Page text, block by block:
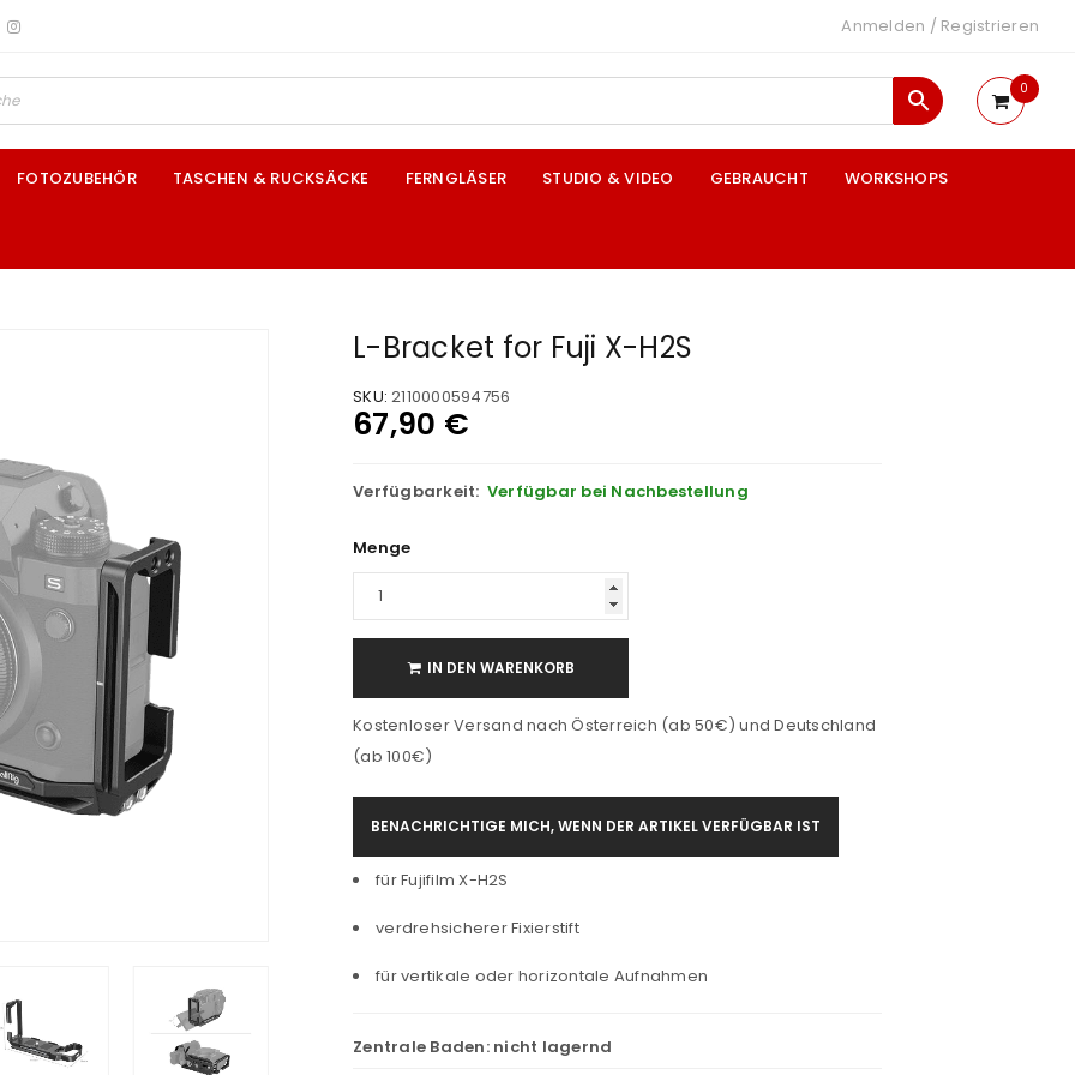
Anmelden / Registrieren
0
FOTOZUBEHÖR TASCHEN & RUCKSÄCKE FERNGLÄSER STUDIO & VIDEO GEBRAUCHT WORKSHOPS
L-Bracket for Fuji X-H2S
SKU: 2110000594756
67,90 €
Verfügbarkeit: Verfügbar bei Nachbestellung
Menge
IN DEN WARENKORB
Kostenloser Versand nach Österreich (ab 50€) und Deutschland
(ab 100€)
BENACHRICHTIGE MICH, WENN DER ARTIKEL VERFÜGBAR IST
für Fujifilm X-H2S
verdrehsicherer Fixierstift
für vertikale oder horizontale Aufnahmen
Zentrale Baden: nicht lagernd